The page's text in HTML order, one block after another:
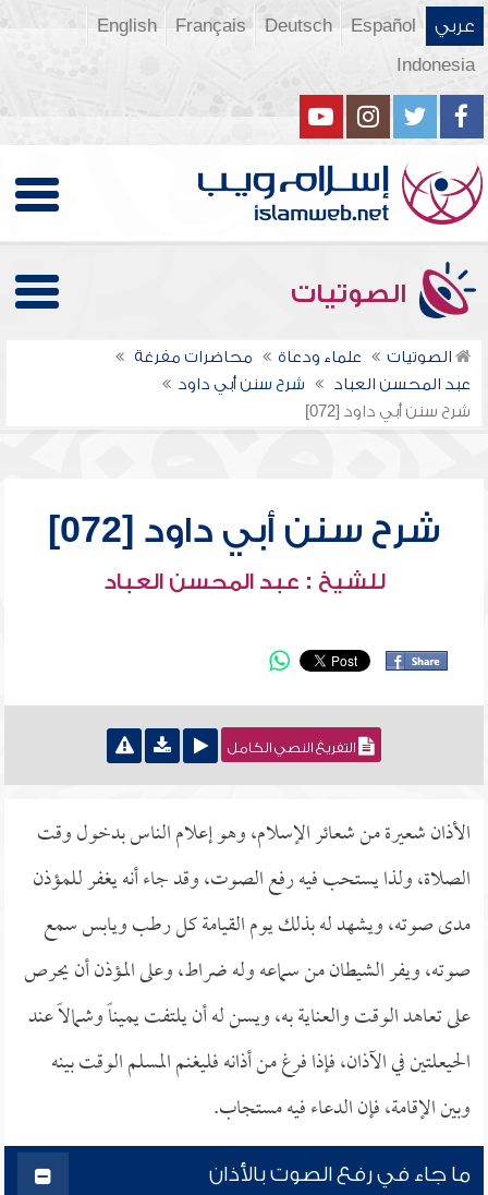
عربي Español
Deutsch
Français
English
Indonesia
الصوتيات
الصوتيات علماء ودعاة
محاضرات مفرغة
عبد المحسن العباد
شرح سنن أبي داود
شرح سنن أبي داود [072]
شرح سنن أبي داود [072]
للشيخ : عبد المحسن العباد
التفريغ النصي الكامل
الأذان شعيرة من شعائر الإسلام، وهو إعلام الناس بدخول وقت
الصلاة، ولذا يستحب فيه رفع الصوت، وقد جاء أنه يغفر للمؤذن
مدى صوته، ويشهد له بذلك يوم القيامة كل رطب ويابس سمع
صوته، ويفر الشيطان من سماعه وله ضراط، وعلى المؤذن أن يحرص
على تعاهد الوقت والعناية به، ويسن له أن يلتفت يميناً وشمالاً عند
الحيعلتين في الآذان، فإذا فرغ من أذانه فليغنم المسلم الوقت بينه
وبين الإقامة، فإن الدعاء فيه مستجاب.
ما جاء في رفع الصوت بالأذان